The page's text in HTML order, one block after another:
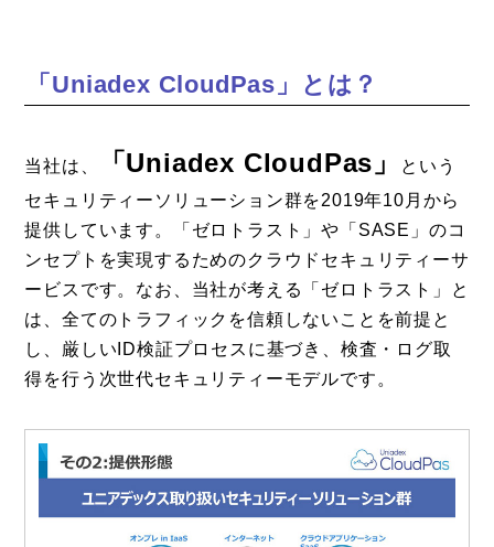
「Uniadex CloudPas」とは？
当社は、 「Uniadex CloudPas」
という
セキュリティーソリューション群を2019年10月から
提供しています。「ゼロトラスト」や「SASE」のコ
ンセプトを実現するためのクラウドセキュリティーサ
ービスです。なお、当社が考える「ゼロトラスト」と
は、全てのトラフィックを信頼しないことを前提と
し、厳しいID検証プロセスに基づき、検査・ログ取
得を行う次世代セキュリティーモデルです。